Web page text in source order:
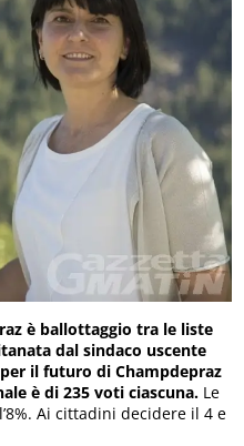
è ballottaggio tra le liste
dal sindaco uscente
il futuro di Champdepraz
è di 235 voti ciascuna. Le
Ai cittadini decidere il 4 e